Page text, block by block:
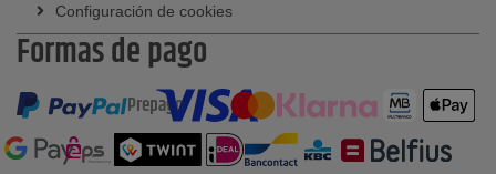
Configuración de cookies
Formas de pago
Prepago